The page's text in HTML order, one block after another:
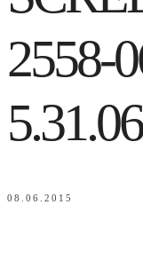
2558-
08.06.2015